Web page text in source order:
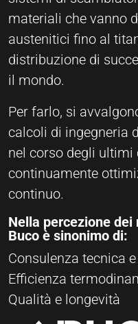
materiali che vanno
austenitici fino al
distribuzione di
il mondo.
Per farlo, si
calcoli di ingegneria
nel corso degli ultimi
continuamente
continuo.
Nella percezione
Buco è sinonimo di:
Consulenza tecnica
Efficienza
Qualità e longevità